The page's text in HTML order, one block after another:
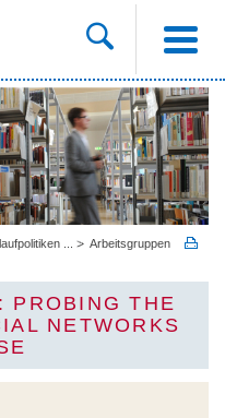
...
Arbeitsgruppen
PROBING THE
NETWORKS